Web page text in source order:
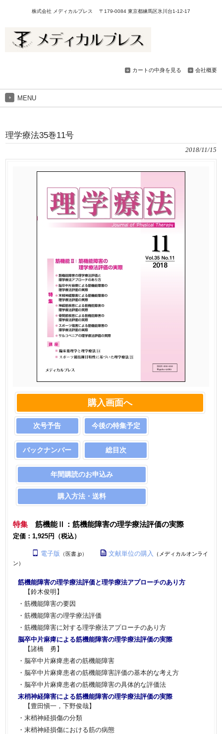
株式会社 メディカルプレス 〒179-0084 東京都練馬区氷川台1-12-17
カートの中身を見る 会社概要
MENU
理学療法35巻11号
2018/11/15
購入画面へ
次号予告 今後の特集予定
バックナンバー 総目次
年間購読のお申込み
購入方法・送料
特集筋機能Ⅱ：筋機能障害の理学療法評価の実際
定価：1,925円（税込）
電子版 （医書.jp） 文献単位の購入
（メディカルオンライ
ン）
筋機能障害の理学療法評価と理学療法アプローチのあり方
【鈴木俊明】
・筋機能障害の要因
・筋機能障害の理学療法評価
・筋機能障害に対する理学療法アプローチのあり方
脳卒中片麻痺による筋機能障害の理学療法評価の実際
【諸橋 勇】
・脳卒中片麻痺患者の筋機能障害
・脳卒中片麻痺患者の筋機能障害評価の基本的な考え方
・脳卒中片麻痺患者の筋機能障害の具体的な評価法
末梢神経障害による筋機能障害の理学療法評価の実際
【豊田愼一，下野俊哉】
・末梢神経損傷の分類
・末梢神経損傷における筋の病態